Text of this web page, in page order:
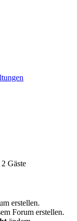
Gäste
erstellen.
Forum erstellen.